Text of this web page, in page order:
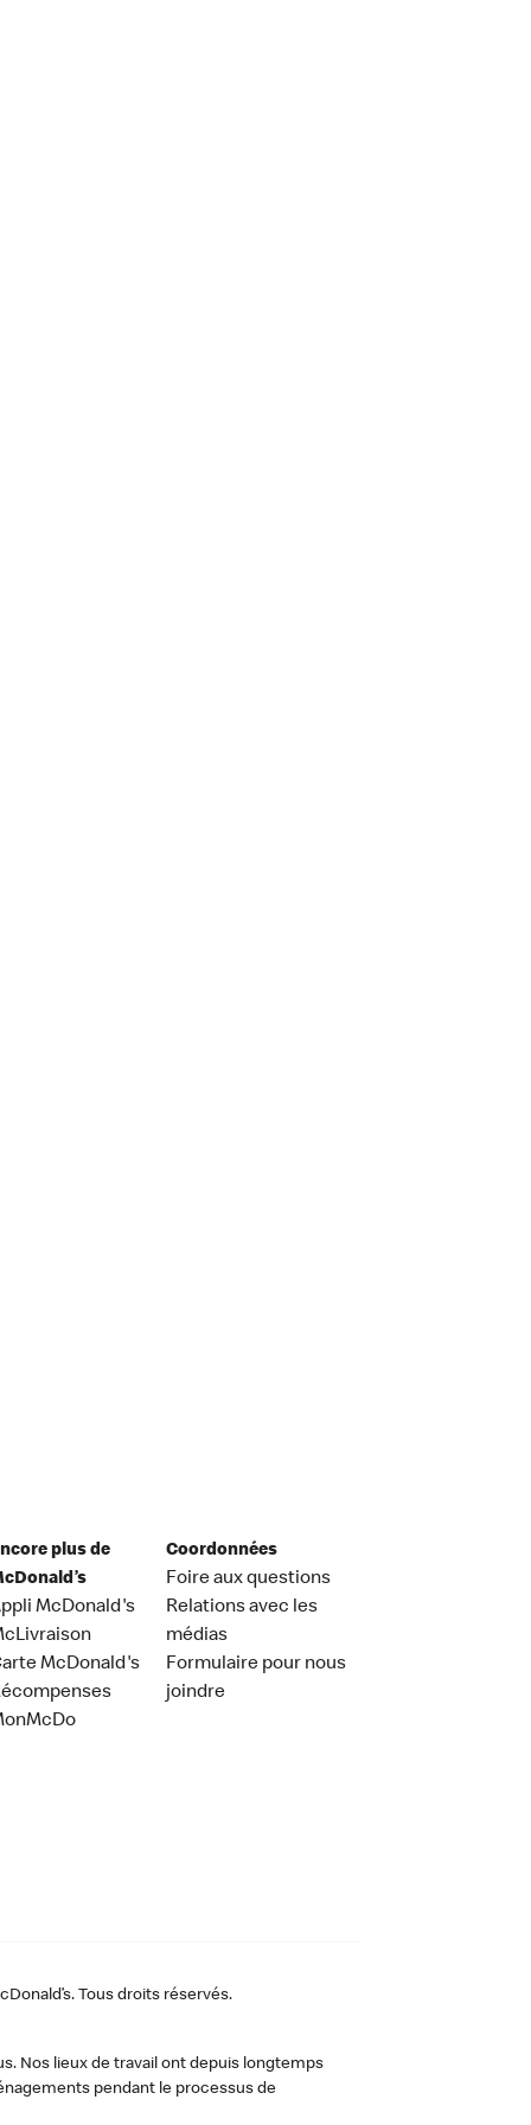
plus de
McDonald's
McDonald's
Coordonnées
Foire aux questions
Relations avec les
médias
Formulaire pour nous
joindre
Tous droits réservés.
Nos lieux de travail ont depuis longtemps
pendant le processus de